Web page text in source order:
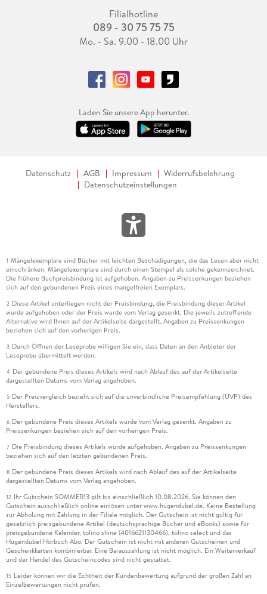
Filialhotline
089 - 30 75 75 75
Mo. - Sa. 9.00 - 18.00 Uhr
Laden Sie unsere App herunter.
Datenschutz AGB Impressum
Widerrufsbelehrung
Datenschutzeinstellungen
1 Mängelexemplare sind Bücher mit leichten Beschädigungen, die das Lesen aber nicht
einschränken. Mängelexemplare sind durch einen Stempel als solche gekennzeichnet.
Die frühere Buchpreisbindung ist aufgehoben. Angaben zu Preissenkungen beziehen
sich auf den gebundenen Preis eines mangelfreien Exemplars.
2 Diese Artikel unterliegen nicht der Preisbindung, die Preisbindung dieser Artikel
wurde aufgehoben oder der Preis wurde vom Verlag gesenkt. Die jeweils zutreffende
Alternative wird Ihnen auf der Artikelseite dargestellt. Angaben zu Preissenkungen
beziehen sich auf den vorherigen Preis.
3 Durch Öffnen der Leseprobe willigen Sie ein, dass Daten an den Anbieter der
Leseprobe übermittelt werden.
4 Der gebundene Preis dieses Artikels wird nach Ablauf des auf der Artikelseite
dargestellten Datums vom Verlag angehoben.
5 Der Preisvergleich bezieht sich auf die unverbindliche Preisempfehlung (UVP) des
Herstellers.
6 Der gebundene Preis dieses Artikels wurde vom Verlag gesenkt. Angaben zu
Preissenkungen beziehen sich auf den vorherigen Preis.
7 Die Preisbindung dieses Artikels wurde aufgehoben. Angaben zu Preissenkungen
beziehen sich auf den letzten gebundenen Preis.
8 Der gebundene Preis dieses Artikels wird nach Ablauf des auf der Artikelseite
dargestellten Datums vom Verlag angehoben.
12 Ihr Gutschein SOMMER13 gilt bis einschließlich 10.08.2026. Sie können den
Gutschein ausschließlich online einlösen unter www.hugendubel.de. Keine Bestellung
zur Abholung mit Zahlung in der Filiale möglich. Der Gutschein ist nicht gültig für
gesetzlich preisgebundene Artikel (deutschsprachige Bücher und eBooks) sowie für
preisgebundene Kalender, tolino shine (4016621130466), tolino select und das
Hugendubel Hörbuch Abo. Der Gutschein ist nicht mit anderen Gutscheinen und
Geschenkkarten kombinierbar. Eine Barauszahlung ist nicht möglich. Ein Weiterverkauf
und der Handel des Gutscheincodes sind nicht gestattet.
15 Leider können wir die Echtheit der Kundenbewertung aufgrund der großen Zahl an
Einzelbewertungen nicht prüfen.